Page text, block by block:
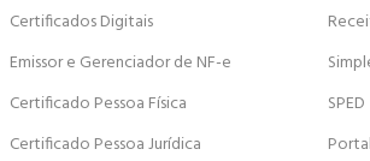
Certificados Digitais
Emissor e Gerenciador de NF-e
Certificado Pessoa Física
Certificado Pessoa Jurídica
SPED